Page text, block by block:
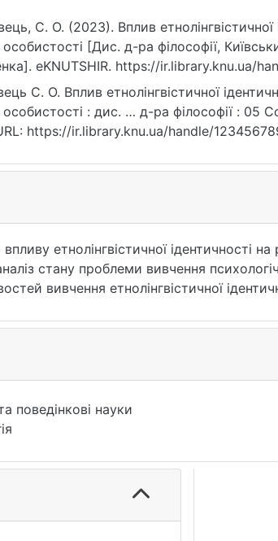
С. О. (2023). Вплив етнолінгвістичної
[Дис. д-ра філософії,
eKNUTSHIR. https://ir.library.knu.ua/
С. О. Вплив етнолінгвістичної
: дис. … д-ра філософії : 05
https://ir.library.knu.ua/handle/
етнолінгвістичної ідентичності на
стану проблеми вивчення
вивчення етнолінгвістичної
моделі впливу
які проживають на території
поведінкові науки